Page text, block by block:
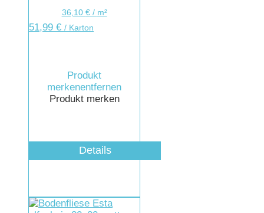
36,10 €/ m²
51,99 € / Karton
Produkt
merkenentfernen
Produkt merken
Details